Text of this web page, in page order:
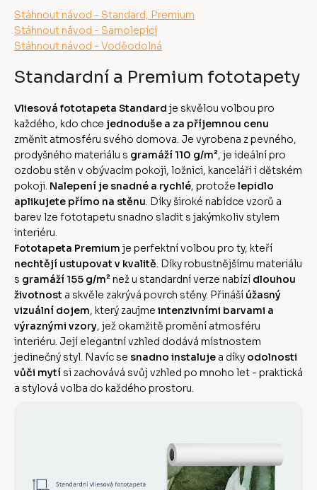
Stáhnout návod - Standard, Premium
Stáhnout návod - Samolepící
Stáhnout návod - Voděodolná
Standardní a Premium fototapety
Vliesová fototapeta Standard je skvělou volbou pro
každého, kdo chce jednoduše a za příjemnou cenu
změnit atmosféru svého domova. Je vyrobena z pevného,
prodyšného materiálu s gramáží 110 g/m², je ideální pro
ozdobu stěn v obývacím pokoji, ložnici, kanceláři i dětském
pokoji. Nalepení je snadné a rychlé, protože lepidlo
aplikujete přímo na stěnu . Díky široké nabídce vzorů a
barev lze fototapetu snadno sladit s jakýmkoliv stylem
interiéru.
Fototapeta Premium je perfektní volbou pro ty, kteří
nechtějí ustupovat v kvalitě . Díky robustnějšímu materiálu
s gramáží 155 g/m² než u standardní verze nabízí dlouhou
životnost a skvěle zakrývá povrch stěny. Přináší úžasný
vizuální dojem, který zaujme intenzivními barvami a
výraznými vzory, jež okamžitě promění atmosféru
interiéru. Její elegantní vzhled dodává místnostem
jedinečný styl. Navíc se snadno instaluje a díky odolnosti
vůči mytí si zachovává svůj vzhled po mnoho let - praktická
a stylová volba do každého prostoru.